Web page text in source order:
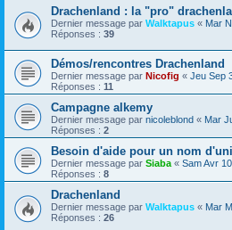
Drachenland : la "pro"
Dernier message par Walktapus « Mar
Réponses : 39
Démos/rencontres Drachenland
Dernier message par Nicofig « Jeu Sep
Réponses : 11
Campagne alkemy
Dernier message par nicoleblond « Mar
Réponses : 2
Besoin d'aide pour un nom
Dernier message par Siaba « Sam Avr
Réponses : 8
Drachenland
Dernier message par Walktapus « Mar
Réponses : 26